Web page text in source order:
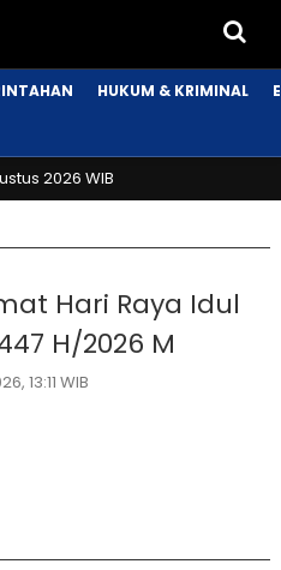
HUKUM & KRIMINAL
2026 WIB
Hari Raya Idul
H/2026 M
13:11 WIB